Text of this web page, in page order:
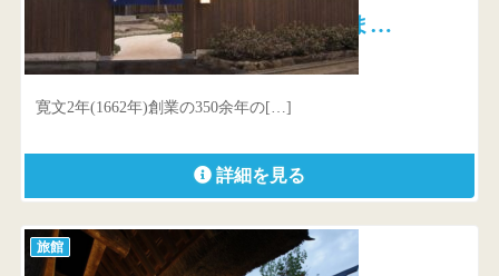
箱根の名湯 松坂屋本店 いま…
神奈川県 足柄下郡箱根町芦之湯57
寛文2年(1662年)創業の350余年の[…]
詳細を見る
旅館